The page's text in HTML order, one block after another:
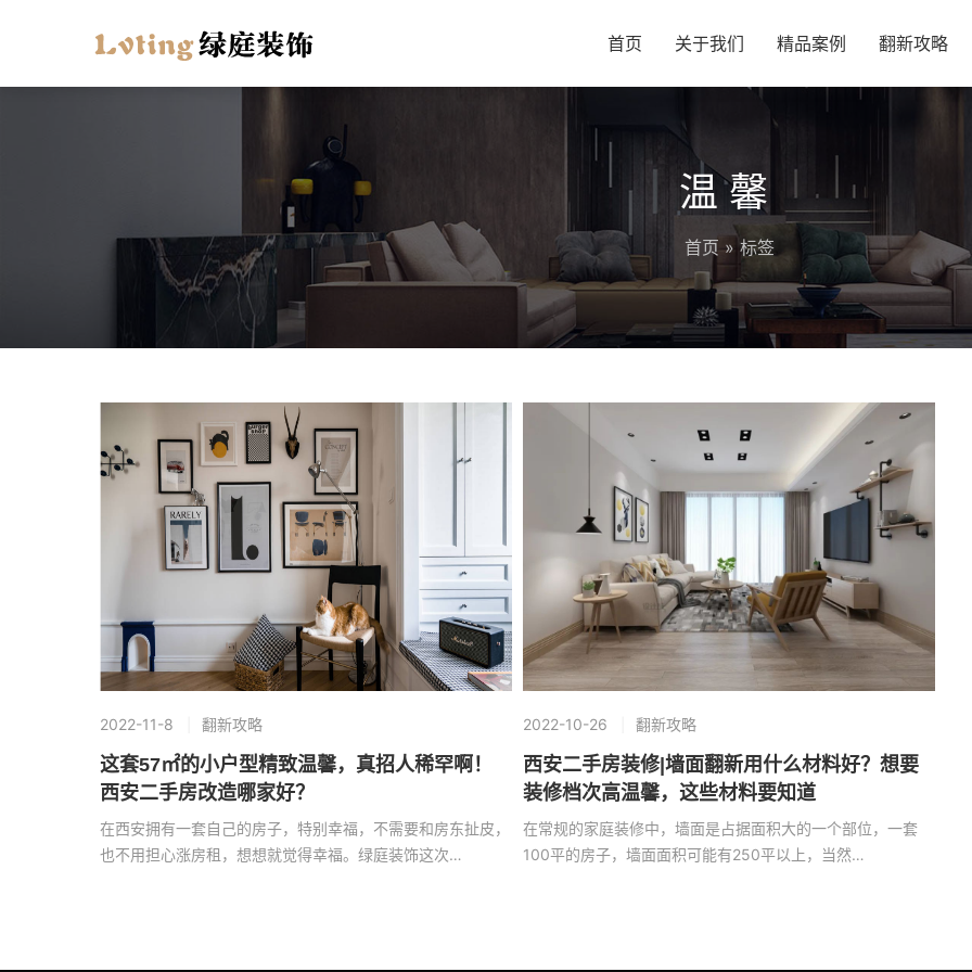
首页 关于我们 精品案例 翻新攻略
温馨
首页 » 标签
2022-11-8 翻新攻略
这套57㎡的小户型精致温馨，真招人稀罕啊！
西安二手房改造哪家好？
在西安拥有一套自己的房子，特别幸福，不需要和房东扯皮，
也不用担心涨房租，想想就觉得幸福。绿庭装饰这次…
2022-10-26 翻新攻略
西安二手房装修|墙面翻新用什么材料好？想要
装修档次高温馨，这些材料要知道
在常规的家庭装修中，墙面是占据面积大的一个部位，一套
100平的房子，墙面面积可能有250平以上，当然…